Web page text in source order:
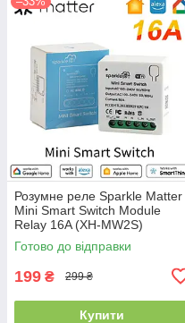
Розумне реле Sparkle Matter
Mini Smart Switch Module
Relay 16A (XH-MW2S)
Готово до відправки
199 ₴ 299 ₴
Купити